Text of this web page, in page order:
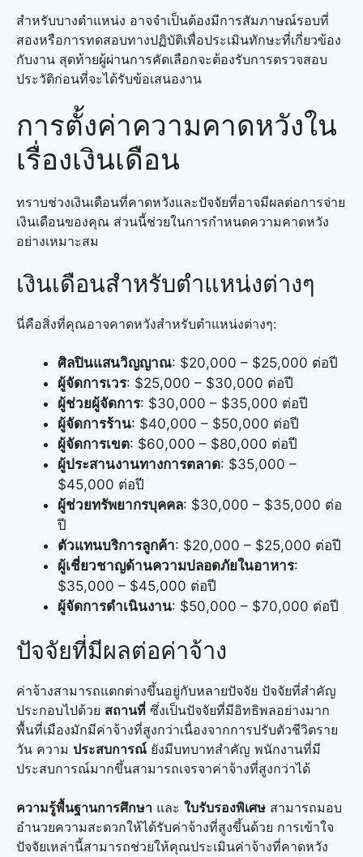
สำหรับบางตำแหน่ง อาจจำเป็นต้องมีการสัมภาษณ์รอบที่
สองหรือการทดสอบทางปฏิบัติเพื่อประเมินทักษะที่เกี่ยวข้อง
กับงาน สุดท้ายผู้ผ่านการคัดเลือกจะต้องรับการตรวจสอบ
ประวัติก่อนที่จะได้รับข้อเสนองาน
การตั้งค่าความคาดหวังใน
เรื่องเงินเดือน
ทราบช่วงเงินเดือนที่คาดหวังและปัจจัยที่อาจมีผลต่อการจ่าย
เงินเดือนของคุณ ส่วนนี้ช่วยในการกำหนดความคาดหวัง
อย่างเหมาะสม
เงินเดือนสำหรับตำแหน่งต่างๆ
นี่คือสิ่งที่คุณอาจคาดหวังสำหรับตำแหน่งต่างๆ:
ศิลปินแสนวิญญาณ: $20,000 – $25,000 ต่อปี
ผู้จัดการเวร: $25,000 – $30,000 ต่อปี
ผู้ช่วยผู้จัดการ: $30,000 – $35,000 ต่อปี
ผู้จัดการร้าน: $40,000 – $50,000 ต่อปี
ผู้จัดการเขต: $60,000 – $80,000 ต่อปี
ผู้ประสานงานทางการตลาด: $35,000 –
$45,000 ต่อปี
ผู้ช่วยทรัพยากรบุคคล: $30,000 – $35,000 ต่อ
ปี
ตัวแทนบริการลูกค้า: $20,000 – $25,000 ต่อปี
ผู้เชี่ยวชาญด้านความปลอดภัยในอาหาร:
$35,000 – $45,000 ต่อปี
ผู้จัดการดำเนินงาน: $50,000 – $70,000 ต่อปี
ปัจจัยที่มีผลต่อค่าจ้าง
ค่าจ้างสามารถแตกต่างขึ้นอยู่กับหลายปัจจัย ปัจจัยที่สำคัญ
ประกอบไปด้วย สถานที่ ซึ่งเป็นปัจจัยที่มีอิทธิพลอย่างมาก
พื้นที่เมืองมักมีค่าจ้างที่สูงกว่าเนื่องจากการปรับตัวชีวิตราย
วัน ความ ประสบการณ์ ยังมีบทบาทสำคัญ พนักงานที่มี
ประสบการณ์มากขึ้นสามารถเจรจาค่าจ้างที่สูงกว่าได้
ความรู้พื้นฐานการศึกษา และ ใบรับรองพิเศษ สามารถมอบ
อำนวยความสะดวกให้ได้รับค่าจ้างที่สูงขึ้นด้วย การเข้าใจ
ปัจจัยเหล่านี้สามารถช่วยให้คุณประเมินค่าจ้างที่คาดหวัง